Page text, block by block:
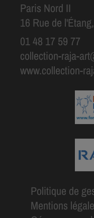
Paris Nord II
16 Rue de
01 48 17 59 77
collection-raja-
www.collection-
Politique de
Mentions